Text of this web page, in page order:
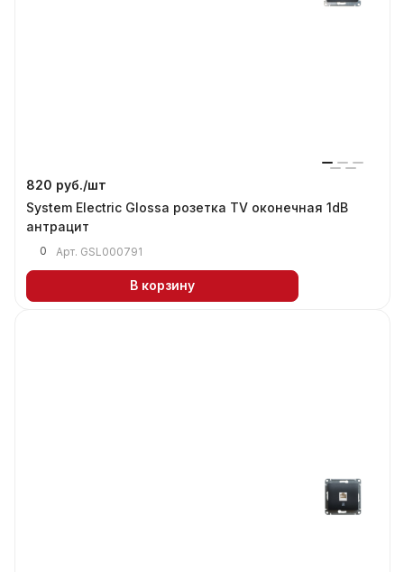
820 руб./шт
System Electric Glossa розетка TV оконечная 1dB
антрацит
0 Арт. GSL000791
В корзину